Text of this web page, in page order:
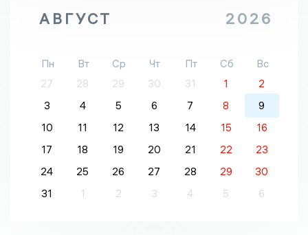
АВГУСТ 2026
Пн Вт Ср Чт Пт Сб
Вс
27
28 29 30 31 1
2
3
4 5 6 7 8
9
10
11 12 13 14 15
16
17
18 19 20 21 22
23
24
25 26 27 28 29
30
31
1 2 3 4 5 6